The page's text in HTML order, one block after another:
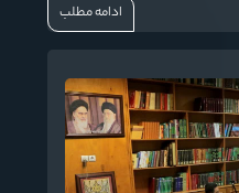
ادامه مطلب